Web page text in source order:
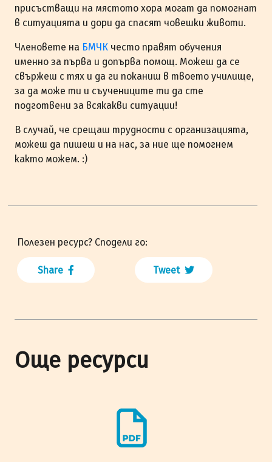
присъстващи на мястото хора могат да помогнат
в ситуацията и дори да спасят човешки животи.
Членовете на БМЧК често правят обучения
именно за първа и допърва помощ. Можеш да се
свържеш с тях и да ги поканиш в твоето училище,
за да може ти и съучениците ти да сте
подготвени за всякакви ситуации!
В случай, че срещаш трудности с организацията,
можеш да пишеш и на нас, за ние ще помогнем
както можем. :)
Полезен ресурс? Сподели го:
Share Tweet
Още ресурси